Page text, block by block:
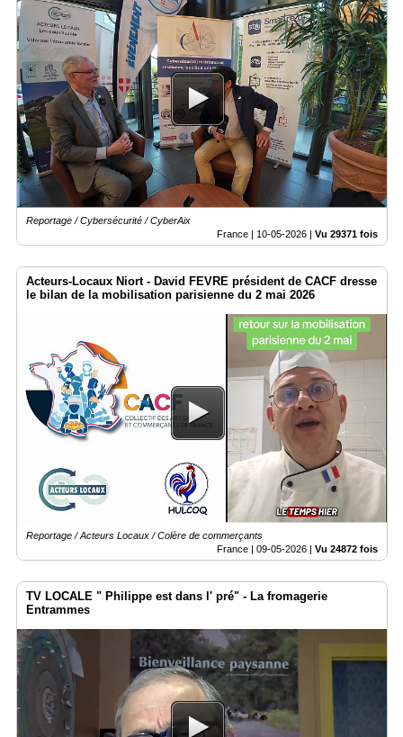
Reportage / Cybersécurité / CyberAix
France | 10-05-2026 Vu 29371 fois
Acteurs-Locaux Niort - David FEVRE président de CACF dresse
le bilan de la mobilisation parisienne du 2 mai 2026
Reportage / Acteurs Locaux / Colère de commerçants
France | 09-05-2026 | Vu 24872 fois
TV LOCALE " Philippe est dans l' pré" - La fromagerie
Entrammes